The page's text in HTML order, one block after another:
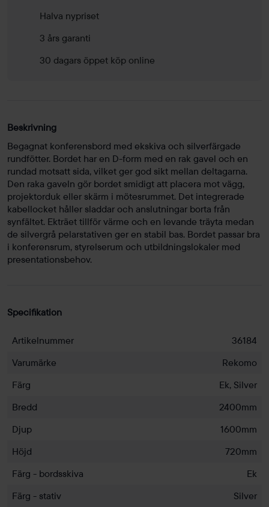
Halva nypriset
3 års garanti
30 dagars öppet köp online
Beskrivning
Begagnat konferensbord med ekskiva och silverfärgade
rundfötter. Bordet har en D-form med en rak gavel och en
rundad motsatt sida, vilket ger god sikt mellan deltagarna.
Den raka gaveln gör bordet smidigt att placera mot vägg,
projektorduk eller skärm i mötesrummet. Det integrerade
kabellocket håller sladdar och anslutningar borta från
synfältet. Ekträet tillför värme och en levande träyta medan
de silvergrå pelarstativen ger en stabil bas. Bordet passar bra
i konferensrum, styrelserum och utbildningslokaler med
presentationsbehov.
Specifikation
Artikelnummer
36184
Varumärke
Rekomo
Färg
Ek, Silver
Bredd
2400mm
Djup
1600mm
Höjd
720mm
Färg - bordsskiva
Ek
Färg - stativ
Silver